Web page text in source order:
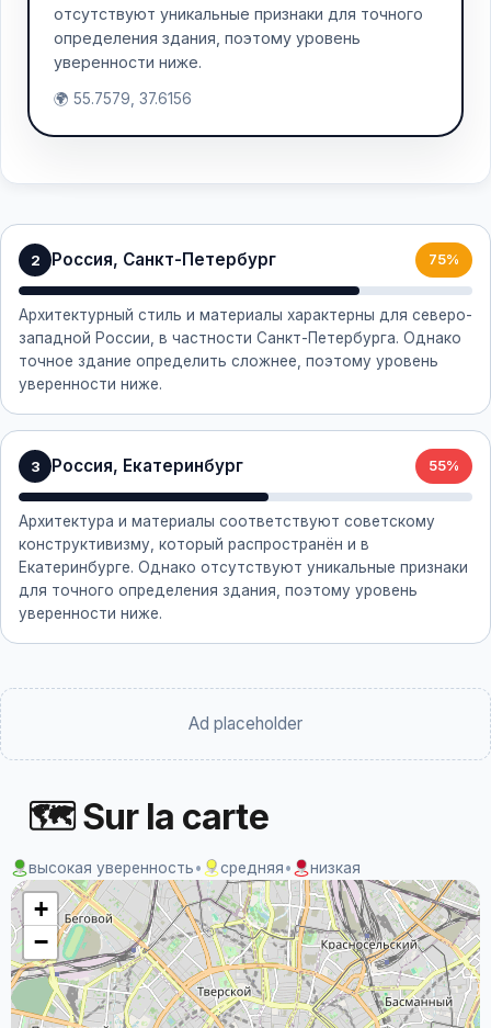
отсутствуют уникальные признаки для точного
определения здания, поэтому уровень
уверенности ниже.
🌍 55.7579, 37.6156
2 Россия, Санкт-Петербург 75%
Архитектурный стиль и материалы характерны для северо-
западной России, в частности Санкт-Петербурга. Однако
точное здание определить сложнее, поэтому уровень
уверенности ниже.
3 Россия, Екатеринбург 55%
Архитектура и материалы соответствуют советскому
конструктивизму, который распространён и в
Екатеринбурге. Однако отсутствуют уникальные признаки
для точного определения здания, поэтому уровень
уверенности ниже.
Ad placeholder
🗺 Sur la carte
высокая уверенность• средняя• низкая
+
−